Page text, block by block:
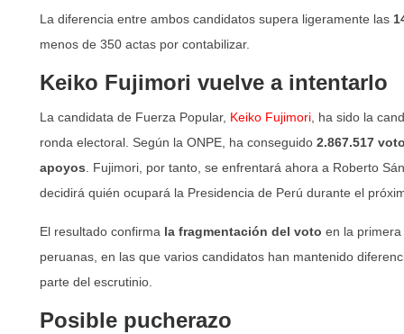
La diferencia entre ambos candidatos supera ligeramente las
menos de 350 actas por contabilizar.
Keiko Fujimori vuelve a intentarlo
La candidata de Fuerza Popular, Keiko Fujimori, ha sido la
ronda electoral. Según la ONPE, ha conseguido 2.867.517
apoyos. Fujimori, por tanto, se enfrentará ahora a Roberto
decidirá quién ocupará la Presidencia de Perú durante el
El resultado confirma la fragmentación del voto en la
peruanas, en las que varios candidatos han mantenido
parte del escrutinio.
Posible pucherazo